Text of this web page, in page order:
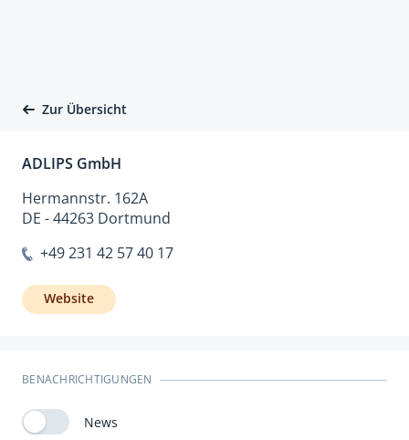
Zur Übersicht
ADLIPS GmbH
Hermannstr. 162A
DE - 44263 Dortmund
+49 231 42 57 40 17
Website
BENACHRICHTIGUNGEN
News